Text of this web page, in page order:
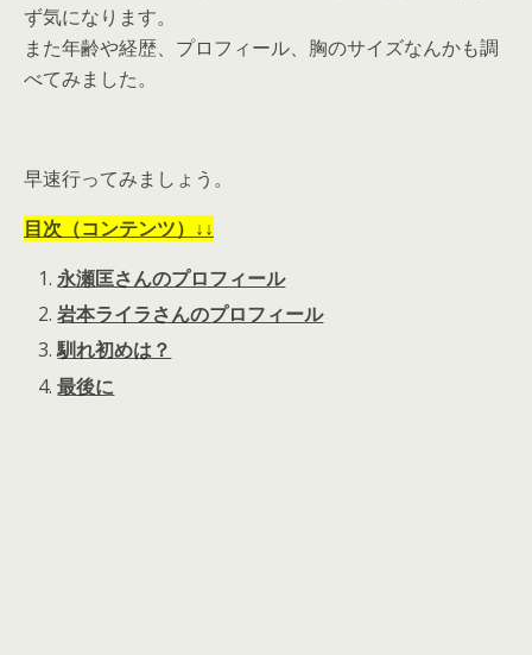
ず気になります。
また年齢や経歴、プロフィール、胸のサイズなんかも調
べてみました。
早速行ってみましょう。
目次（コンテンツ）↓↓
永瀬匡さんのプロフィール
岩本ライラさんのプロフィール
馴れ初めは？
最後に